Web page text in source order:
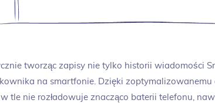
tworząc zapisy nie tylko historii wiadomości
na smartfonie. Dzięki
tle nie rozładowuje znacząco baterii telefonu,